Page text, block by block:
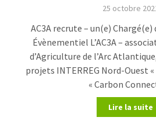
25 octobre
AC3A recrute – un(e)
Évènementiel L’AC3A –
d’Agriculture de l’Arc
projets INTERREG Nord-Ouest «
« Carbon
Lire la suite